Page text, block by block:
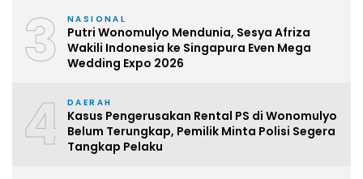
3 NASIONAL
Putri Wonomulyo Mendunia, Sesya Afriza
Wakili Indonesia ke Singapura Even Mega
Wedding Expo 2026
4 DAERAH
Kasus Pengerusakan Rental PS di Wonomulyo
Belum Terungkap, Pemilik Minta Polisi Segera
Tangkap Pelaku